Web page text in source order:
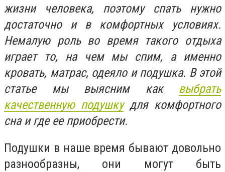
жизни человека, поэтому спать нужно
достаточно и в комфортных условиях.
Немалую роль во время такого отдыха
играет то, на чем мы спим, а именно
кровать, матрас, одеяло и подушка. В этой
статье мы выясним как выбрать
качественную подушкудля комфортного
сна и где ее приобрести.
Подушки в наше время бывают довольно
разнообразны, они могут быть